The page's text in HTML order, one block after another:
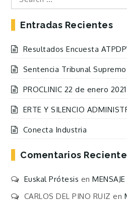
for:
Entradas Recientes
Resultados Encuesta
Sentencia Tribunal Supremo
PROCLINIC 22 de enero 2021
ERTE Y SILENCIO
Conecta Industria
Comentarios
Euskal Prótesis en
CARLOS DEL PINO RUIZ en